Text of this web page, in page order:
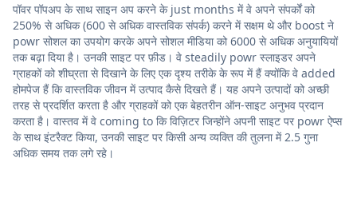
पॉवर पॉपअप के साथ साइन अप करने के just months में वे अपने संपर्कों को
250% से अधिक (600 से अधिक वास्तविक संपर्क) करने में सक्षम थे और boost ने
powr सोशल का उपयोग करके अपने सोशल मीडिया को 6000 से अधिक अनुयायियों
तक बढ़ा दिया है। उनकी साइट पर फ़ीड। वे steadily powr स्लाइडर अपने
ग्राहकों को शीघ्रता से दिखाने के लिए एक दृश्य तरीके के रूप में हैं क्योंकि वे added
होमपेज हैं कि वास्तविक जीवन में उत्पाद कैसे दिखते हैं। यह अपने उत्पादों को अच्छी
तरह से प्रदर्शित करता है और ग्राहकों को एक बेहतरीन ऑन-साइट अनुभव प्रदान
करता है। वास्तव में वे coming to कि विज़िटर जिन्होंने अपनी साइट पर powr ऐप्स
के साथ इंटरैक्ट किया, उनकी साइट पर किसी अन्य व्यक्ति की तुलना में 2.5 गुना
अधिक समय तक लगे रहे।